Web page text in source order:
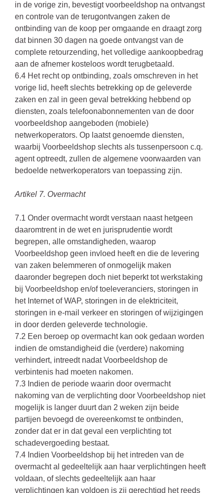
in de vorige zin, bevestigt voorbeeldshop na ontvangst
en controle van de terugontvangen zaken de
ontbinding van de koop per omgaande en draagt zorg
dat binnen 30 dagen na goede ontvangst van de
complete retourzending, het volledige aankoopbedrag
aan de afnemer kosteloos wordt terugbetaald.
6.4 Het recht op ontbinding, zoals omschreven in het
vorige lid, heeft slechts betrekking op de geleverde
zaken en zal in geen geval betrekking hebbend op
diensten, zoals telefoonabonnementen van de door
voorbeeldshop aangeboden (mobiele)
netwerkoperators. Op laatst genoemde diensten,
waarbij Voorbeeldshop slechts als tussenpersoon c.q.
agent optreedt, zullen de algemene voorwaarden van
bedoelde netwerkoperators van toepassing zijn.
Artikel 7. Overmacht
7.1 Onder overmacht wordt verstaan naast hetgeen
daaromtrent in de wet en jurisprudentie wordt
begrepen, alle omstandigheden, waarop
Voorbeeldshop geen invloed heeft en die de levering
van zaken belemmeren of onmogelijk maken
daaronder begrepen doch niet beperkt tot werkstaking
bij Voorbeeldshop en/of toeleveranciers, storingen in
het Internet of WAP, storingen in de elektriciteit,
storingen in e-mail verkeer en storingen of wijzigingen
in door derden geleverde technologie.
7.2 Een beroep op overmacht kan ook gedaan worden
indien de omstandigheid die (verdere) nakoming
verhindert, intreedt nadat Voorbeeldshop de
verbintenis had moeten nakomen.
7.3 Indien de periode waarin door overmacht
nakoming van de verplichting door Voorbeeldshop niet
mogelijk is langer duurt dan 2 weken zijn beide
partijen bevoegd de overeenkomst te ontbinden,
zonder dat er in dat geval een verplichting tot
schadevergoeding bestaat.
7.4 Indien Voorbeeldshop bij het intreden van de
overmacht al gedeeltelijk aan haar verplichtingen heeft
voldaan, of slechts gedeeltelijk aan haar
verplichtingen kan voldoen is zij gerechtigd het reeds